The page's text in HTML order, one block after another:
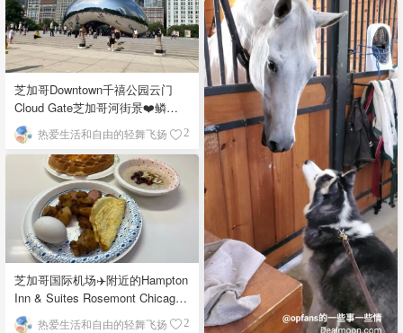
芝加哥Downtown千禧公园云门
Cloud Gate芝加哥河街景❤️鳞次
栉比的高楼
热爱生活和自由的轻舞飞扬 2
芝加哥国际机场✈️附近的Hampton
Inn & Suites Rosemont Chicago
O'Hare自助早餐
热爱生活和自由的轻舞飞扬 2